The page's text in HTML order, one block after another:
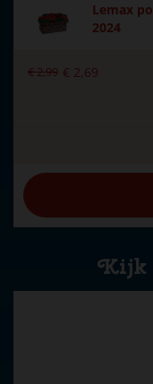
Lemax
2024
€2,99 € 2,69
Kijk